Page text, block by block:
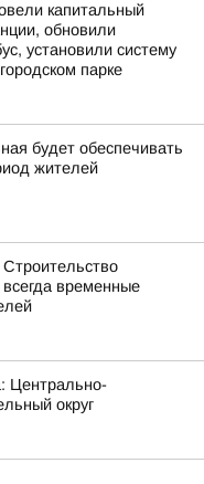
капитальный
обновили
установили систему
парке
будет обеспечивать
жителей
временные
Центрально-
округ